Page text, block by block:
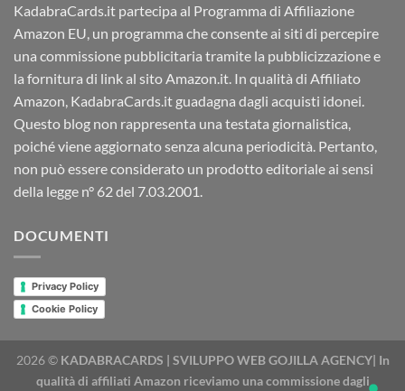
KadabraCards.it partecipa al Programma di Affiliazione
Amazon EU, un programma che consente ai siti di percepire
una commissione pubblicitaria tramite la pubblicizzazione e
la fornitura di link al sito Amazon.it. In qualità di Affiliato
Amazon, KadabraCards.it guadagna dagli acquisti idonei.
Questo blog non rappresenta una testata giornalistica,
poiché viene aggiornato senza alcuna periodicità. Pertanto,
non può essere considerato un prodotto editoriale ai sensi
della legge n° 62 del 7.03.2001.
DOCUMENTI
Privacy Policy
Cookie Policy
2026 © KADABRACARDS | SVILUPPO WEB GOJILLA AGENCY| In
qualità di affiliati Amazon riceviamo una commissione dagli